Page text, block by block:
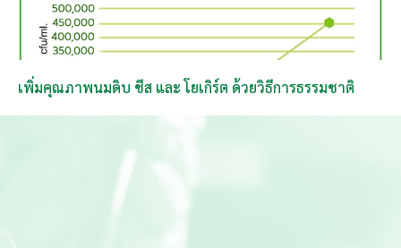
เพิ่มคุณภาพนมดิบ ชีส และ โยเกิร์ต ด้วยวิธีการธรรมชาติ